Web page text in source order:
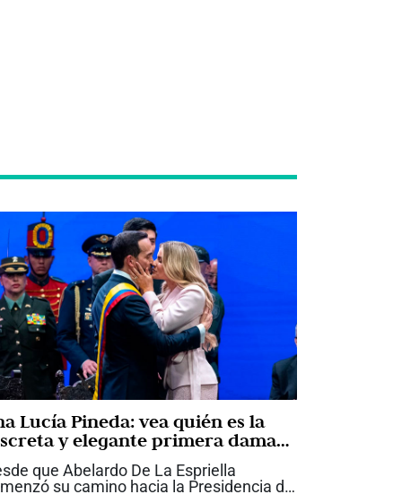
Lucía Pineda: vea quién es la
y elegante primera dama
acompaña a Abelardo De La
que Abelardo De La Espriella
su camino hacia la Presidencia de